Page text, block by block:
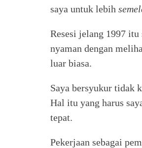
saya untuk lebih
Resesi jelang 1997 itu
nyaman dengan
luar biasa.
Saya bersyukur tidak
Hal itu yang harus
tepat.
Pekerjaan sebagai